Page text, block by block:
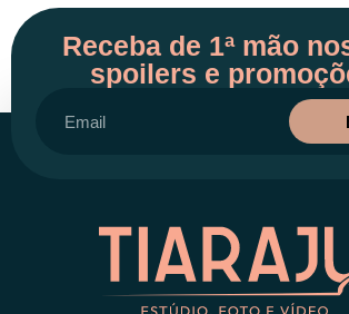
Receba de 1ª mão
spoilers e